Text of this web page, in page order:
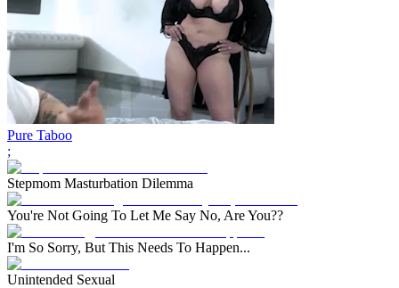
Pure Taboo
;
Stepmom Masturbation Dilemma
You're Not Going To Let Me Say No, Are You??
I'm So Sorry, But This Needs To Happen...
Unintended Sexual